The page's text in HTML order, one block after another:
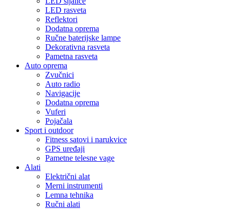
LED rasveta
Reflektori
Dodatna oprema
Ručne baterijske lampe
Dekorativna rasveta
Pametna rasveta
Auto oprema
Zvučnici
Auto radio
Navigacije
Dodatna oprema
Vuferi
Pojačala
Sport i outdoor
Fitness satovi i narukvice
GPS uređaji
Pametne telesne vage
Alati
Električni alat
Merni instrumenti
Lemna tehnika
Ručni alati